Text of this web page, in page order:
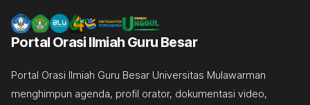
Portal Orasi Ilmiah Guru Besar
Portal Orasi Ilmiah Guru Besar Universitas Mulawarman
menghimpun agenda, profil orator, dokumentasi video,